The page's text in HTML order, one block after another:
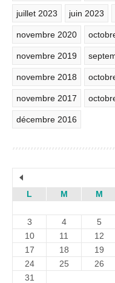
juillet 2023 juin 2023
novembre 2020
novembre 2019
novembre 2018
novembre 2017
décembre 2016
L M M
3
4 5
10
11 12
17
18 19
24
25 26
31